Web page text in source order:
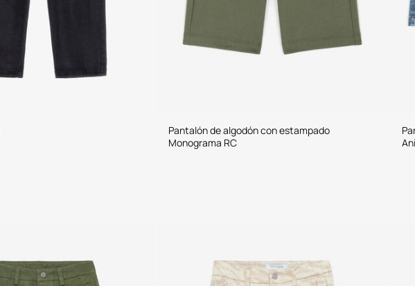
Pantalón de algodón con estampado
Monograma RC